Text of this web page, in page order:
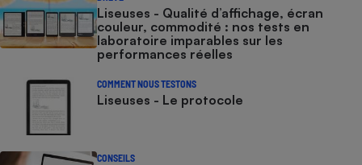
Liseuses - Qualité d’affichage, écran
couleur, commodité : nos tests en
laboratoire imparables sur les
performances réelles
COMMENT NOUS TESTONS
Liseuses - Le protocole
CONSEILS